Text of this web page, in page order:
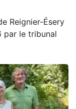
Reignier-Ésery
par le tribunal